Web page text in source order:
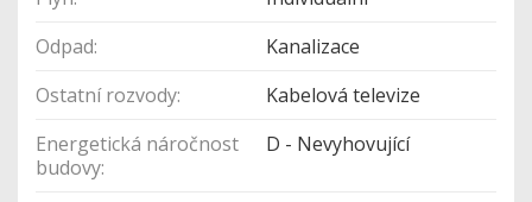
Odpad:
Kanalizace
Ostatní rozvody:
Kabelová televize
Energetická náročnost
budovy:
D - Nevyhovující